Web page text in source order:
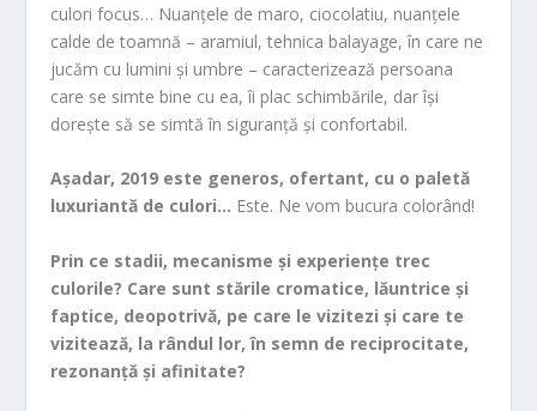
culori focus… Nuanțele de maro, ciocolatiu, nuanțele
calde de toamnă – aramiul, tehnica balayage, în care ne
jucăm cu lumini și umbre – caracterizează persoana
care se simte bine cu ea, îi plac schimbările, dar își
dorește să se simtă în siguranță și confortabil.
Așadar, 2019 este generos, ofertant, cu o paletă
luxuriantă de culori… Este. Ne vom bucura colorând!
Prin ce stadii, mecanisme și experiențe trec
culorile? Care sunt stările cromatice, lăuntrice și
faptice, deopotrivă, pe care le vizitezi și care te
vizitează, la rândul lor, în semn de reciprocitate,
rezonanță și afinitate?